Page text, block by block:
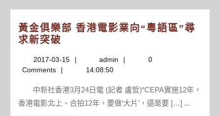
率
想
拉
威
少
黃金俱樂部 香港電影業向“粵語區”尋
求新突破
俱
樂
部
港
2017-03-15
2017-
03-
admin admin
0
Comments
14:08:50
中新社香港3月24日電 (記者 盧哲)“CEPA實施12年，
香港電影北上、合拍12年，要做‘大片’，還是要 […] ...